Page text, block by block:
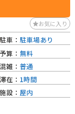
町の面影を残す奈良井
、地元
などがあり、ドライブ
望できる展望台もあ
の休憩場所としては
と堅牢さが特徴で、
で、力強い歌声が魅力
お気に入り
駐車： 駐車場あり
予算： 無料
混雑： 普通
滞在： 1時間
施設： 屋内